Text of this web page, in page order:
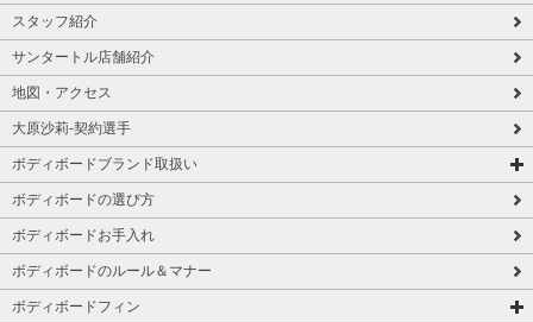
スタッフ紹介
サンタートル店舗紹介
地図・アクセス
大原沙莉-契約選手
ボディボードブランド取扱い
ボディボードの選び方
ボディボードお手入れ
ボディボードのルール＆マナー
ボディボードフィン